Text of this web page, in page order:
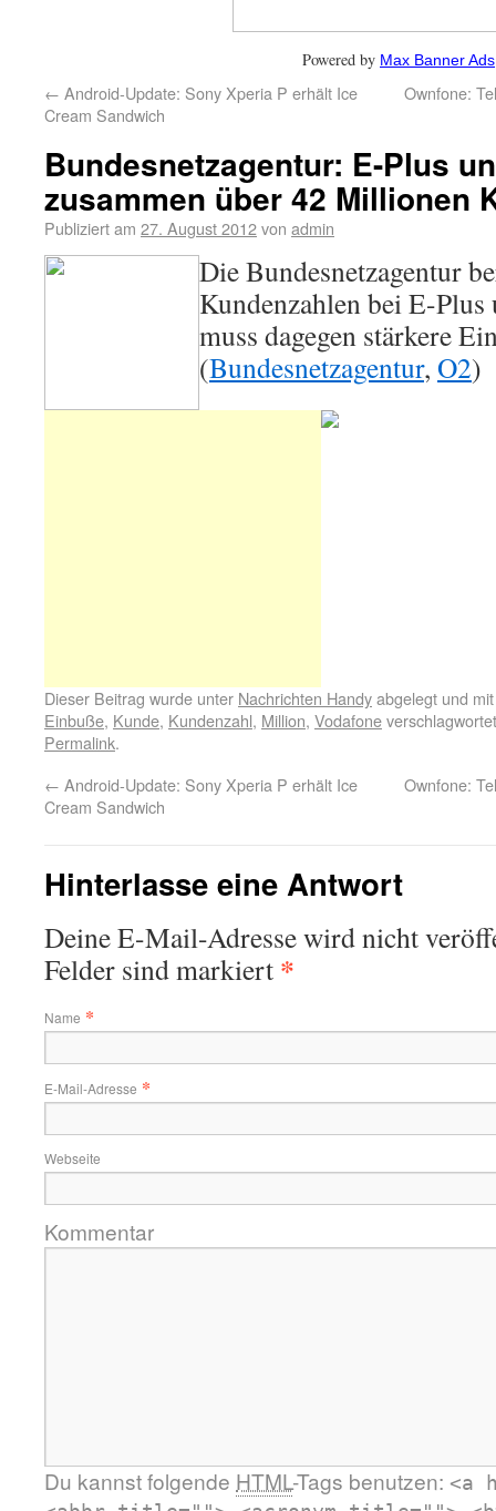
Powered by Max Banner Ads
← Android-Update: Sony Xperia P erhält Ice
Cream Sandwich
Ownfone:
Bundesnetzagentur: E-Plus
zusammen über 42 Millionen
Publiziert am 27. August 2012von admin
Die Bundesnetzagentur
Kundenzahlen bei E-
muss dagegen stärkere
(Bundesnetzagentur, O2)
Dieser Beitrag wurde unter Nachrichten Handyabgelegt und
Einbuße, Kunde, Kundenzahl, Million, Vodafone
Permalink.
← Android-Update: Sony Xperia P erhält Ice
Cream Sandwich
Ownfone:
Hinterlasse eine Antwort
Deine E-Mail-Adresse wird nicht
Felder sind markiert *
Name *
E-Mail-Adresse *
Webseite
Kommentar
Du kannst folgende HTML-Tags benutzen: <a